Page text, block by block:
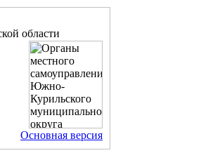
области
Основная версия